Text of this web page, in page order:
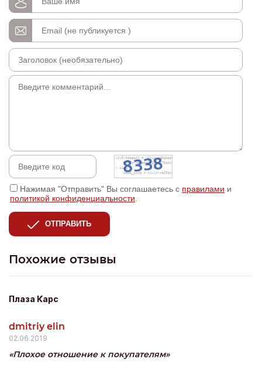
Нажимая "Отправить" Вы соглашаетесь с правилами и
политикой конфиденциальности
ОТПРАВИТЬ
Похожие отзывы
Плаза Карс
dmitriy elin
02.06.2019
Плохое отношение к покупателям